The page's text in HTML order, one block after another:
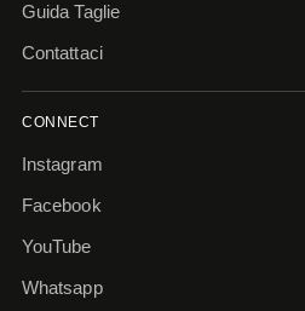
Guida Taglie
Contattaci
CONNECT
Instagram
Facebook
YouTube
Whatsapp